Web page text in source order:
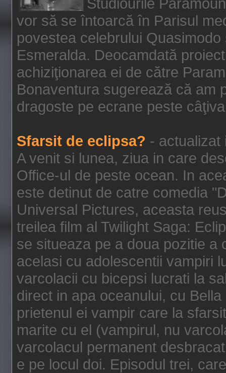
vor să se întoarcă în Parisul
povestea celebrului
Esmeralda. Deocamdată
achiziţionarea ei de către
Bonaventura sugerează că am
dragoste pe ecrane peste
Sfarsit de eclipsa? - actualizat
A venit si lunea, ziua in care
Office-ul de peste ocean. In
este detinut de catre comedia
Universal Pictures, aceasta
treilea film al Twilight Saga:
se situeaza pe a doua pozitie a
acelasi cu adolescentii vampiri
varcolacii cu bicepsi lucrati la
direct in apa oceanului, cu
prietenul ei vampir care la
marite cu el (vampirul, nu
varcolacul permanent
e pe locul doi. Episodul trei,